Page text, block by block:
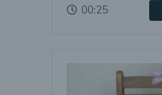
00:25